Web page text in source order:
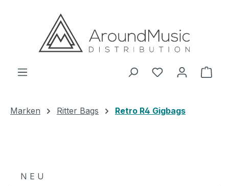
Zum Hauptinhalt springen
Marken Ritter Bags Retro R4 Gigbags
N E U